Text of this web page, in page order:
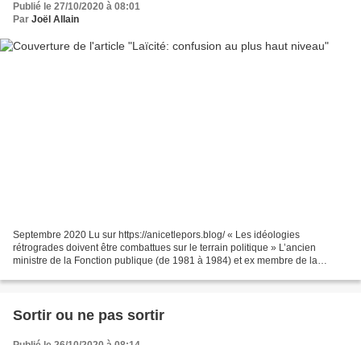
Publié le 27/10/2020 à 08:01
Par Joël Allain
Septembre 2020 Lu sur https://anicetlepors.blog/ « Les idéologies
rétrogrades doivent être combattues sur le terrain politique » L’ancien
ministre de la Fonction publique (de 1981 à 1984) et ex membre de la
Sortir ou ne pas sortir